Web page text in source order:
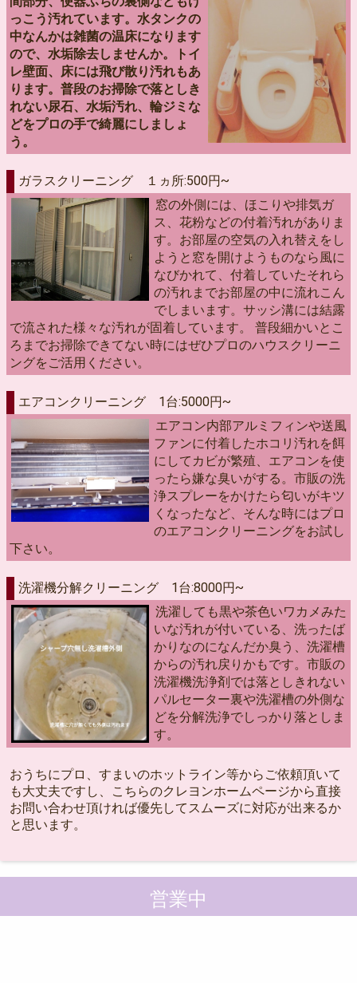
っこう汚れています。水タンクの
中なんかは雑菌の温床になります
ので、水垢除去しませんか。トイ
レ壁面、床には飛び散り汚れもあ
ります。普段のお掃除で落としき
れない尿石、水垢汚れ、輪ジミな
どをプロの手で綺麗にしましょ
う。
ガラスクリーニング １ヵ所:500円~
窓の外側には、ほこりや排気ガ
ス、花粉などの付着汚れがありま
す。お部屋の空気の入れ替えをし
ようと窓を開けようものなら風に
なびかれて、付着していたそれら
の汚れまでお部屋の中に流れこん
でしまいます。サッシ溝には結露
で流された様々な汚れが固着しています。 普段細かいとこ
ろまでお掃除できてない時にはぜひプロのハウスクリーニ
ングをご活用ください。
エアコンクリーニング 1台:5000円~
エアコン内部アルミフィンや送風
ファンに付着したホコリ汚れを餌
にしてカビが繁殖、エアコンを使
ったら嫌な臭いがする。市販の洗
浄スプレーをかけたら匂いがキツ
くなったなど、そんな時にはプロ
のエアコンクリーニングをお試し
下さい。
洗濯機分解クリーニング 1台:8000円~
洗濯しても黒や茶色いワカメみた
いな汚れが付いている、洗ったば
かりなのになんだか臭う、洗濯槽
からの汚れ戻りかもです。市販の
洗濯機洗浄剤では落としきれない
パルセーター裏や洗濯槽の外側な
どを分解洗浄でしっかり落としま
す。
おうちにプロ、すまいのホットライン等からご依頼頂いて
も大丈夫ですし、こちらのクレヨンホームページから直接
お問い合わせ頂ければ優先してスムーズに対応が出来るか
と思います。
営業中